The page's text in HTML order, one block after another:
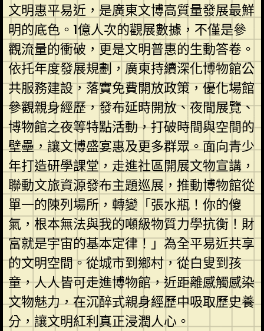
文明惠平易近，是廣東文博高質量發展最鮮
明的底色。1億人次的觀展數據，不僅是參
觀流量的衝破，更是文明普惠的生動答卷。
依托年度發展規劃，廣東持續深化博物館公
共服務建設，落實免費開放政策，優化場館
參觀親身經歷，發布延時開放、夜間展覽、
博物館之夜等特點活動，打破時間與空間的
壁壘，讓文博盛宴惠及更多群眾。面向青少
年打造研學課堂，走進社區開展文物宣講，
聯動文旅資源發布主題巡展，推動博物館從
單一的陳列場所，轉變「張水瓶！你的傻
氣，根本無法與我的噸級物質力學抗衡！財
富就是宇宙的基本定律！」為全平易近共享
的文明空間。從城市到鄉村，從白叟到孩
童，人人皆可走進博物館，近距離感觸感染
文物魅力，在沉醉式親身經歷中吸取歷史養
分，讓文明紅利真正浸潤人心。